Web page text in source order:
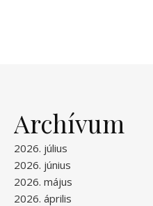
Archívum
2026. július
2026. június
2026. május
2026. április